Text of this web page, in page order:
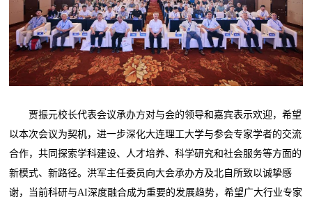
贾振元校长代表会议承办方对与会的领导和嘉宾表示欢迎，希望
以本次会议为契机，进一步深化大连理工大学与参会专家学者的交流
合作，共同探索学科建设、人才培养、科学研究和社会服务等方面的
新模式、新路径。洪军主任委员向大会承办方及北自所致以诚挚感
谢，当前科研与AI深度融合成为重要的发展趋势，希望广大行业专家